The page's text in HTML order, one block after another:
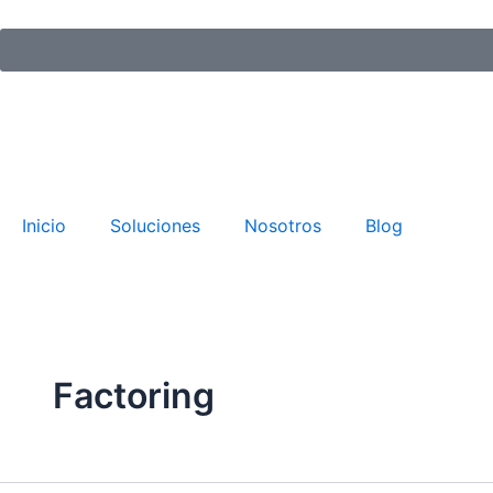
contenido
Inicio Soluciones Nosotros Blog
Factoring